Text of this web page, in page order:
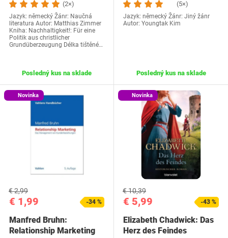
(2×)
Jazyk: německý Žánr: Naučná
literatura Autor: Matthias Zimmer
Kniha: Nachhaltigkeit!: Für eine
Politik aus christlicher
Grundüberzeugung Délka tištěné…
Posledný kus na sklade
(5×)
Jazyk: německý Žánr: Jiný žánr
Autor: Youngtak Kim
Posledný kus na sklade
Novinka
€ 1,99
€ 2,99
-34 %
Manfred Bruhn:
Relationship Marketing
Novinka
€ 5,99
€ 10,39
-43 %
Elizabeth Chadwick: Das
Herz des Feindes